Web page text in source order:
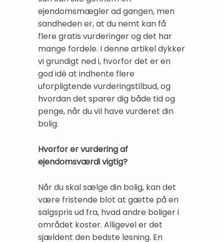
ejendomsmægler ad gangen, men
sandheden er, at du nemt kan få
flere gratis vurderinger og det har
mange fordele. I denne artikel dykker
vi grundigt ned i, hvorfor det er en
god idé at indhente flere
uforpligtende vurderingstilbud, og
hvordan det sparer dig både tid og
penge, når du vil have vurderet din
bolig.
Hvorfor er vurdering af
ejendomsværdi vigtig?
Når du skal sælge din bolig, kan det
være fristende blot at gætte på en
salgspris ud fra, hvad andre boliger i
området koster. Alligevel er det
sjældent den bedste løsning. En